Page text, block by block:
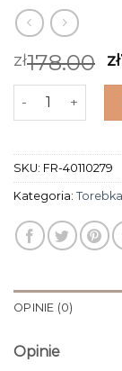
zł178.00 zł
ilość torebka
SKU: FR-40110279
Kategoria:
OPINIE (0)
Opinie